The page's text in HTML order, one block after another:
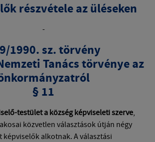
részvétele az üléseken
-
1990. sz. törvény
Tanács törvénye az
§ 11
testület a község képviseleti szerve,
közvetlen választások útján négy
képviselők alkotnak. A választási